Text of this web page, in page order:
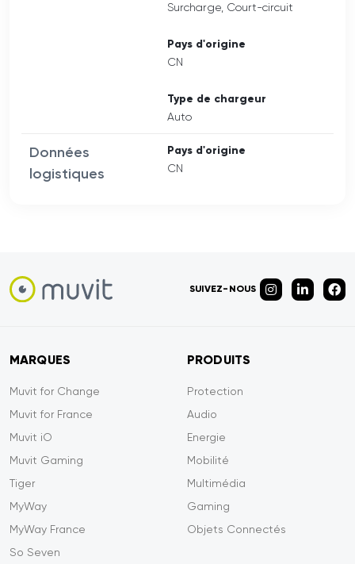
Surcharge, Court-circuit
Pays d'origine
CN
Type de chargeur
Auto
Données
logistiques
Pays d'origine
CN
SUIVEZ-NOUS
MARQUES
Muvit for Change
Muvit for France
Muvit iO
Muvit Gaming
Tiger
MyWay
MyWay France
So Seven
PRODUITS
Protection
Audio
Energie
Mobilité
Multimédia
Gaming
Objets Connectés